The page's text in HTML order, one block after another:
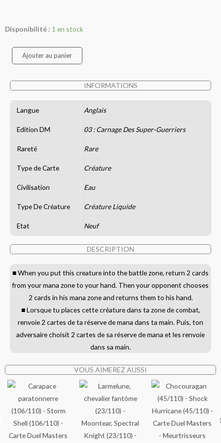
Disponibilité : 1 en stock
Aqua
Deformer
Ajouter au panier
INFORMATIONS
Langue Anglais
Edition DM 03 : Carnage Des Super-Guerriers
Rareté Rare
Type de Carte Créature
Civilisation Eau
Type De Créature Créature Liquide
Etat Neuf
DESCRIPTION
■ When you put this creature into the battle zone, return 2 cards
from your mana zone to your hand. Then your opponent chooses
2 cards in his mana zone and returns them to his hand.
■ Lorsque tu places cette créature dans ta zone de combat,
renvoie 2 cartes de ta réserve de mana dans ta main. Puis, ton
adversaire choisit 2 cartes de sa réserve de mana et les renvoie
dans sa main.
VOUS AIMEREZ AUSSI